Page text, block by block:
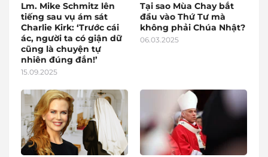
Lm. Mike Schmitz lên
tiếng sau vụ ám sát
Charlie Kirk: ‘Trước cái
ác, người ta có giận dữ
cũng là chuyện tự
nhiên đúng đắn!’
15.09.2025
Tại sao Mùa Chay bắt
đầu vào Thứ Tư mà
không phải Chúa Nhật?
06.03.2025